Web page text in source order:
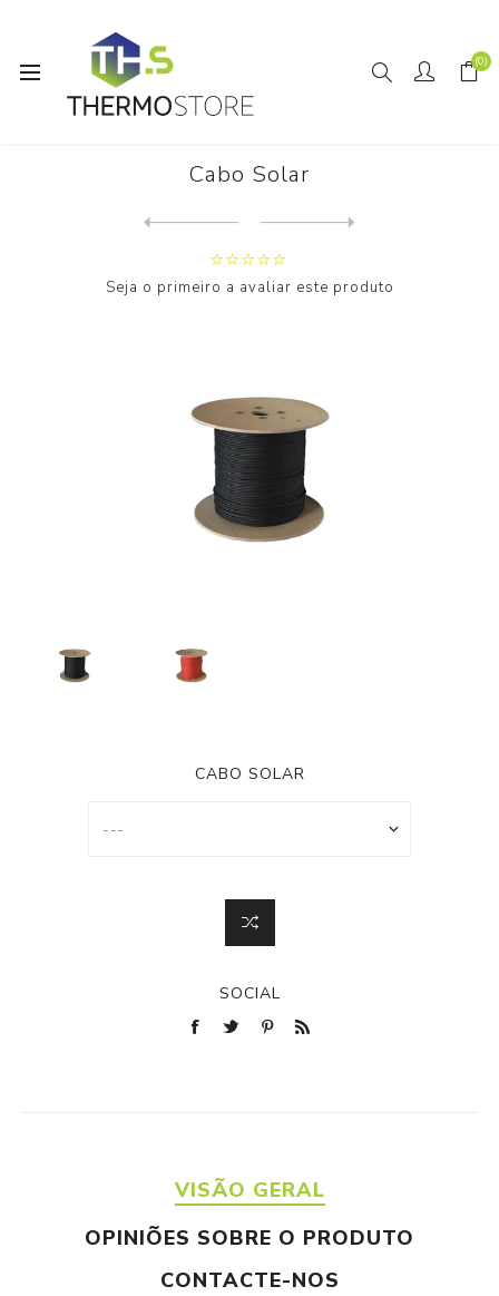
(0)
Início Solar Fotovoltaico
Cabo Solar
Seja o primeiro a avaliar este produto
CABO SOLAR
SOCIAL
VISÃO GERAL
OPINIÕES SOBRE O PRODUTO
CONTACTE-NOS